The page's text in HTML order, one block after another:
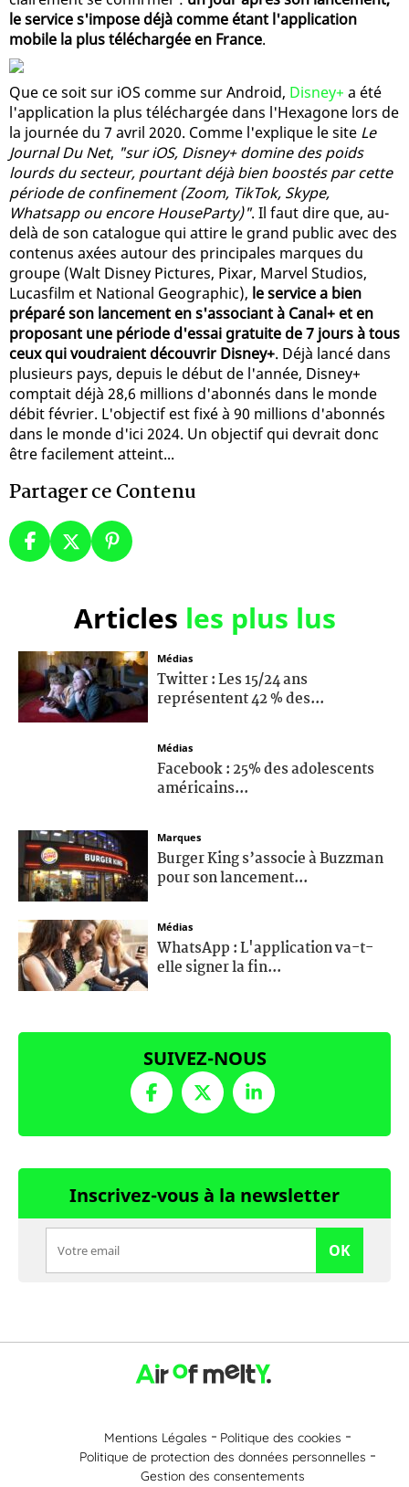
le service s'impose déjà comme étant l'application
mobile la plus téléchargée en France.
Que ce soit sur iOS comme sur Android, Disney+ a été
l'application la plus téléchargée dans l'Hexagone lors de
la journée du 7 avril 2020. Comme l'explique le site Le
Journal Du Net, "sur iOS, Disney+ domine des poids
lourds du secteur, pourtant déjà bien boostés par cette
période de confinement (Zoom, TikTok, Skype,
Whatsapp ou encore HouseParty)". Il faut dire que, au-
delà de son catalogue qui attire le grand public avec des
contenus axées autour des principales marques du
groupe (Walt Disney Pictures, Pixar, Marvel Studios,
Lucasfilm et National Geographic), le service a bien
préparé son lancement en s'associant à Canal+ et en
proposant une période d'essai gratuite de 7 jours à tous
ceux qui voudraient découvrir Disney+. Déjà lancé dans
plusieurs pays, depuis le début de l'année, Disney+
comptait déjà 28,6 millions d'abonnés dans le monde
débit février. L'objectif est fixé à 90 millions d'abonnés
dans le monde d'ici 2024. Un objectif qui devrait donc
être facilement atteint...
Partager ce Contenu
Articles les plus lus
Médias
Twitter : Les 15/24 ans
représentent 42 % des...
Médias
Facebook : 25% des adolescents
américains...
Marques
Burger King s’associe à Buzzman
pour son lancement...
Médias
WhatsApp : L'application va-t-
elle signer la fin...
SUIVEZ-NOUS
Inscrivez-vous à la newsletter
OK
Mentions Légales
Politique des cookies
Politique de protection des données personnelles
Gestion des consentements